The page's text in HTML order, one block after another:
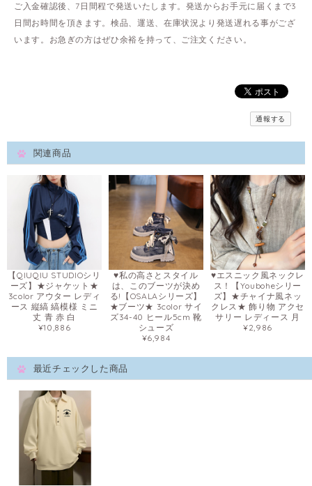
ご入金確認後、7日間程で発送いたします。発送からお手元に届くまで3
日間お時間を頂きます。検品、運送、在庫状況より発送遅れる事がござ
います。お急ぎの方はぜひ余裕を持って、ご注文ください。
通報する
関連商品
【QIUQIU STUDIOシリ
ーズ】★ジャケット★
3color アウター レディ
ース 縦縞 縞模様 ミニ
丈 青 赤 白
¥10,886
♥私の高さとスタイル
は、このブーツが決め
る!【OSALAシリーズ】
★ブーツ★ 3color サイ
ズ34-40 ヒール5cm 靴
シューズ
¥6,984
♥エスニック風ネックレ
ス！【Youboheシリー
ズ】★チャイナ風ネッ
クレス★ 飾り物 アクセ
サリー レディース 月
¥2,986
最近チェックした商品